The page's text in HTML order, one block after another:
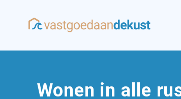
Wonen in alle